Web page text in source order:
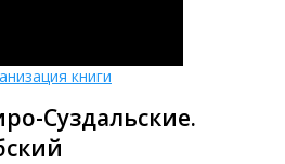
книги
Суздальские.